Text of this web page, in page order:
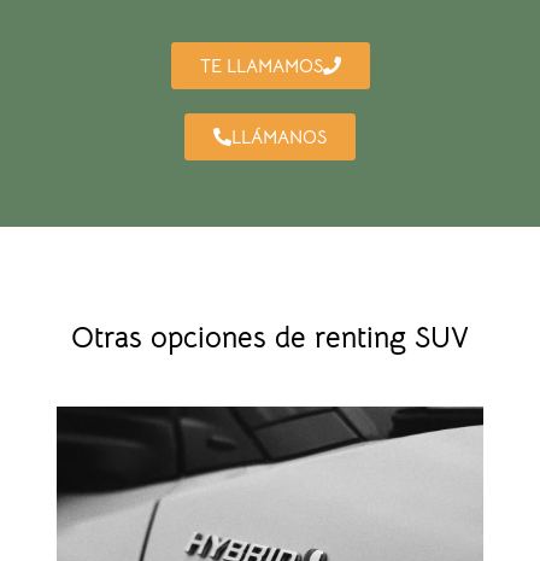
TE LLAMAMOS
LLÁMANOS
Otras opciones de renting SUV